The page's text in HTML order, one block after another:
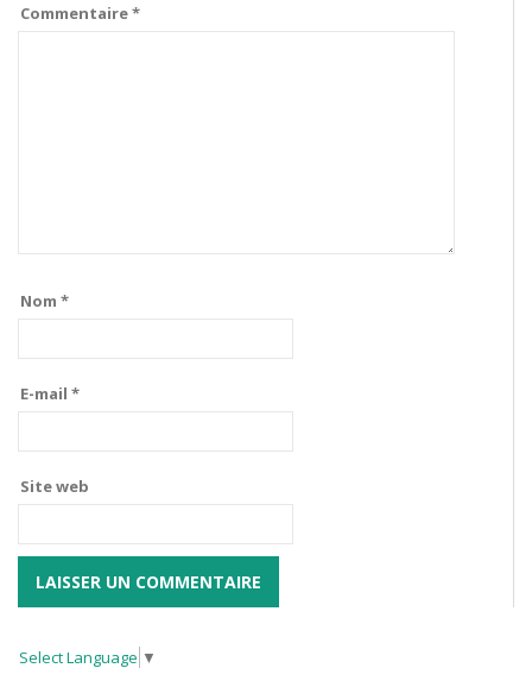
Commentaire*
Nom *
E-mail *
Site web
Select Language ▼